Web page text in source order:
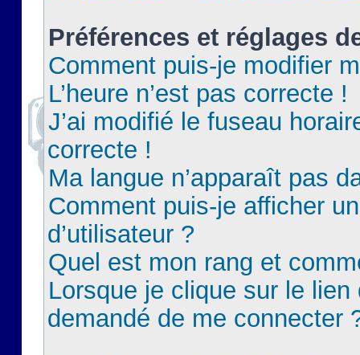
Préférences et réglages
Comment puis-je modifier
L’heure n’est pas correcte !
J’ai modifié le fuseau
correcte !
Ma langue n’apparaît pas
Comment puis-je afficher
d’utilisateur ?
Quel est mon rang et
Lorsque je clique sur le lien
demandé de me connecter